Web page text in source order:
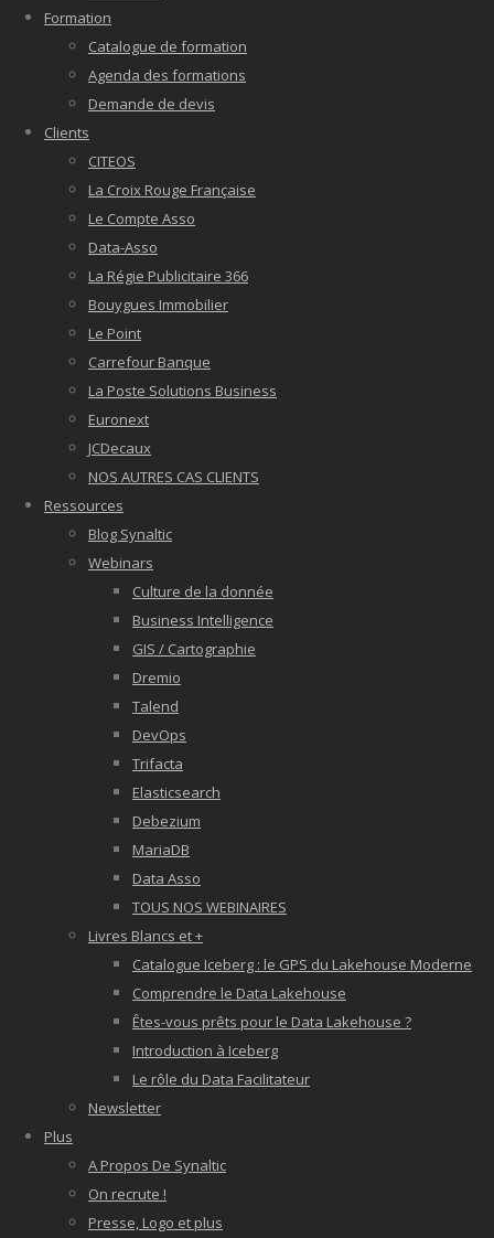
Formation
Catalogue de formation
Agenda des formations
Demande de devis
Clients
CITEOS
La Croix Rouge Française
Le Compte Asso
Data-Asso
La Régie Publicitaire 366
Bouygues Immobilier
Le Point
Carrefour Banque
La Poste Solutions Business
Euronext
JCDecaux
NOS AUTRES CAS CLIENTS
Ressources
Blog Synaltic
Webinars
Culture de la donnée
Business Intelligence
GIS / Cartographie
Dremio
Talend
DevOps
Trifacta
Elasticsearch
Debezium
MariaDB
Data Asso
TOUS NOS WEBINAIRES
Livres Blancs et +
Catalogue Iceberg : le GPS du Lakehouse Moderne
Comprendre le Data Lakehouse
Êtes-vous prêts pour le Data Lakehouse ?
Introduction à Iceberg
Le rôle du Data Facilitateur
Newsletter
Plus
A Propos De Synaltic
On recrute !
Presse, Logo et plus